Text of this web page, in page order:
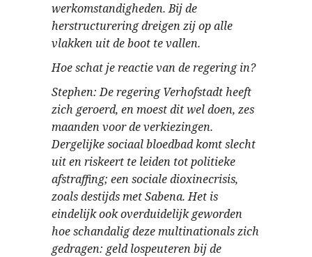
werkomstandigheden. Bij de
herstructurering dreigen zij op alle
vlakken uit de boot te vallen.
Hoe schat je reactie van de regering in?
Stephen: De regering Verhofstadt heeft
zich geroerd, en moest dit wel doen, zes
maanden voor de verkiezingen.
Dergelijke sociaal bloedbad komt slecht
uit en riskeert te leiden tot politieke
afstraffing; een sociale dioxinecrisis,
zoals destijds met Sabena. Het is
eindelijk ook overduidelijk geworden
hoe schandalig deze multinationals zich
gedragen: geld lospeuteren bij de